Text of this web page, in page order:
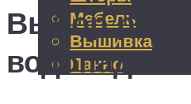
Мебель
Вышивка
Панно
Выбор
водопада